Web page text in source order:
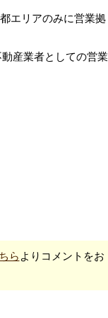
エリアのみに営業拠
産業者としての営業
ら よりコメントをお